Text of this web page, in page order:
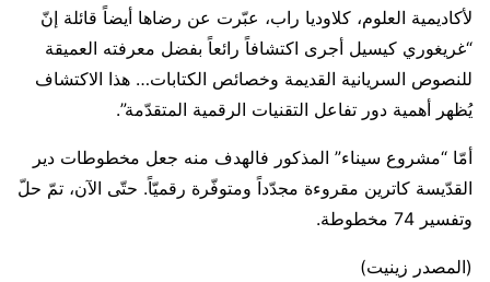
لأكاديمية العلوم، كلاوديا راب، عبّرت عن رضاها أيضاً قائلة إنّ
“غريغوري كيسيل أجرى اكتشافاً رائعاً بفضل معرفته العميقة
للنصوص السريانية القديمة وخصائص الكتابات… هذا الاكتشاف
يُظهر أهمية دور تفاعل التقنيات الرقمية المتقدّمة”.
أمّا “مشروع سيناء” المذكور فالهدف منه جعل مخطوطات دير
القدّيسة كاترين مقروءة مجدّداً ومتوفّرة رقميّاً. حتّى الآن، تمّ حلّ
وتفسير 74 مخطوطة.
(المصدر زينيت)